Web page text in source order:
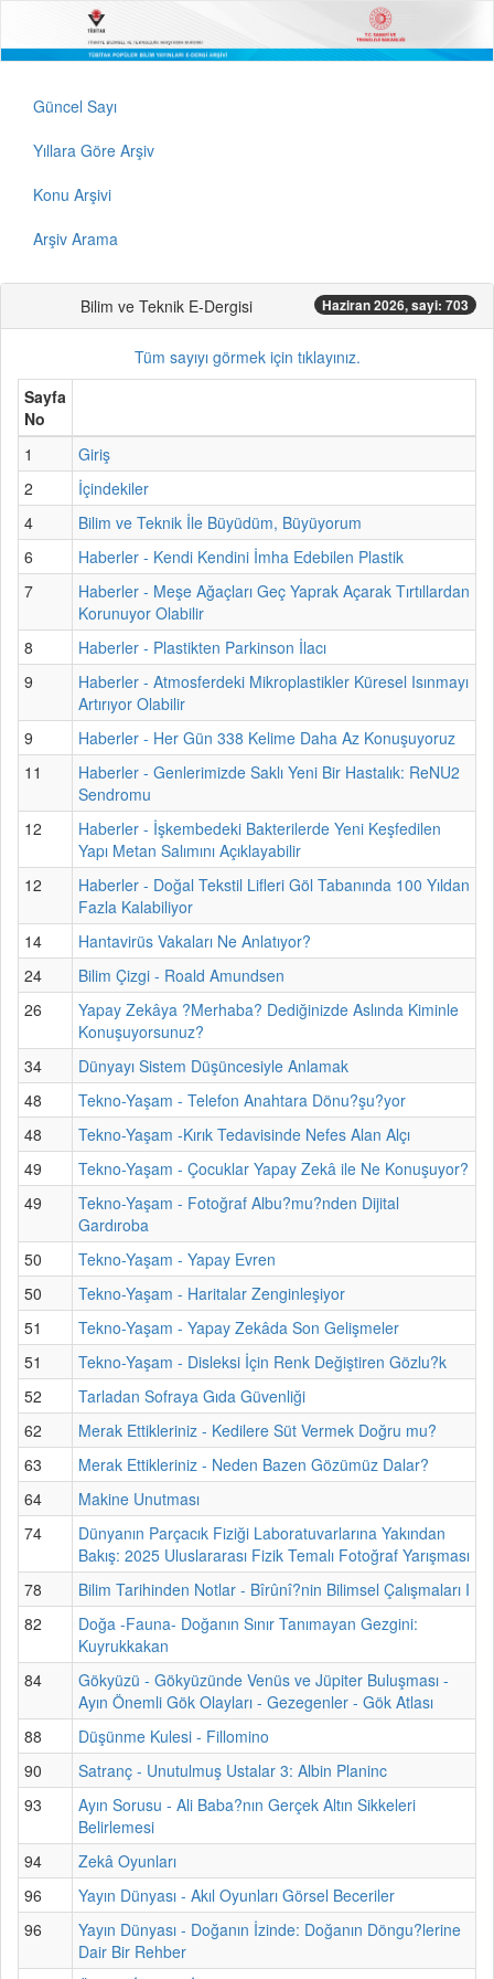
Güncel Sayı
Yıllara Göre Arşiv
Konu Arşivi
Arşiv Arama
Bilim ve Teknik E-Dergisi Haziran 2026, sayi: 703
Tüm sayıyı görmek için tıklayınız.
Sayfa
No
1
Giriş
2
İçindekiler
4
Bilim ve Teknik İle Büyüdüm, Büyüyorum
6
Haberler - Kendi Kendini İmha Edebilen Plastik
7
Haberler - Meşe Ağaçları Geç Yaprak Açarak Tırtıllardan
Korunuyor Olabilir
8
Haberler - Plastikten Parkinson İlacı
9
Haberler - Atmosferdeki Mikroplastikler Küresel Isınmayı
Artırıyor Olabilir
9
Haberler - Her Gün 338 Kelime Daha Az Konuşuyoruz
11
Haberler - Genlerimizde Saklı Yeni Bir Hastalık: ReNU2
Sendromu
12
Haberler - İşkembedeki Bakterilerde Yeni Keşfedilen
Yapı Metan Salımını Açıklayabilir
12
Haberler - Doğal Tekstil Lifleri Göl Tabanında 100 Yıldan
Fazla Kalabiliyor
14
Hantavirüs Vakaları Ne Anlatıyor?
24
Bilim Çizgi - Roald Amundsen
26
Yapay Zekâya ?Merhaba? Dediğinizde Aslında Kiminle
Konuşuyorsunuz?
34
Dünyayı Sistem Düşüncesiyle Anlamak
48
Tekno-Yaşam - Telefon Anahtara Dönu?şu?yor
48
Tekno-Yaşam -Kırık Tedavisinde Nefes Alan Alçı
49
Tekno-Yaşam - Çocuklar Yapay Zekâ ile Ne Konuşuyor?
49
Tekno-Yaşam - Fotoğraf Albu?mu?nden Dijital
Gardıroba
50
Tekno-Yaşam - Yapay Evren
50
Tekno-Yaşam - Haritalar Zenginleşiyor
51
Tekno-Yaşam - Yapay Zekâda Son Gelişmeler
51
Tekno-Yaşam - Disleksi İçin Renk Değiştiren Gözlu?k
52
Tarladan Sofraya Gıda Güvenliği
62
Merak Ettikleriniz - Kedilere Süt Vermek Doğru mu?
63
Merak Ettikleriniz - Neden Bazen Gözümüz Dalar?
64
Makine Unutması
74
Dünyanın Parçacık Fiziği Laboratuvarlarına Yakından
Bakış: 2025 Uluslararası Fizik Temalı Fotoğraf Yarışması
78
Bilim Tarihinden Notlar - Bîrûnî?nin Bilimsel Çalışmaları I
82
Doğa -Fauna- Doğanın Sınır Tanımayan Gezgini:
Kuyrukkakan
84
Gökyüzü - Gökyüzünde Venüs ve Jüpiter Buluşması -
Ayın Önemli Gök Olayları - Gezegenler - Gök Atlası
88
Düşünme Kulesi - Fillomino
90
Satranç - Unutulmuş Ustalar 3: Albin Planinc
93
Ayın Sorusu - Ali Baba?nın Gerçek Altın Sikkeleri
Belirlemesi
94
Zekâ Oyunları
96
Yayın Dünyası - Akıl Oyunları Görsel Beceriler
96
Yayın Dünyası - Doğanın İzinde: Doğanın Döngu?lerine
Dair Bir Rehber